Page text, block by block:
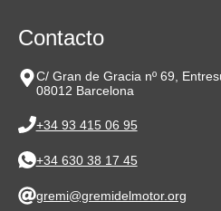
Contacto
C/ Gran de Gracia nº 69,
08012 Barcelona
+34 93 415 06 95
+34 630 38 17 45
gremi@gremidelmotor.org